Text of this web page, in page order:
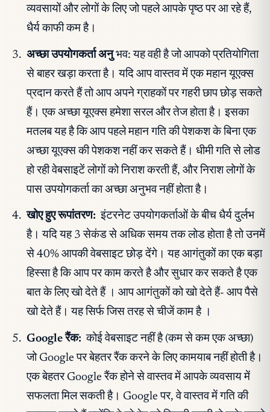
व्यवसायों और लोगों के लिए जो पहले आपके पृष्ठ पर आ रहे हैं,
धैर्य काफी कम है।
अच्छा उपयोगकर्ता अनु भव: यह वही है जो आपको प्रतियोगिता
से बाहर खड़ा करता है। यदि आप वास्तव में एक महान यूएक्स
प्रदान करते हैं तो आप अपने ग्राहकों पर गहरी छाप छोड़ सकते
हैं। एक अच्छा यूएक्स हमेशा सरल और तेज होता है। इसका
मतलब यह है कि आप पहले महान गति की पेशकश के बिना एक
अच्छा यूएक्स की पेशकश नहीं कर सकते हैं। धीमी गति से लोड
हो रही वेबसाइटें लोगों को निराश करती हैं, और निराश लोगों के
पास उपयोगकर्ता का अच्छा अनुभव नहीं होता है।
खोए हुए रूपांतरण: इंटरनेट उपयोगकर्ताओं के बीच धैर्य दुर्लभ
है। यदि यह 3 सेकंड से अधिक समय तक लोड होता है तो उनमें
से 40% आपकी वेबसाइट छोड़ देंगे। यह आगंतुकों का एक बड़ा
हिस्सा है कि आप पर काम करते है और सुधार कर सकते है एक
बात के लिए खो देते हैं । आप आगंतुकों को खो देते हैं- आप पैसे
खो देते हैं। यह सिर्फ जिस तरह से चीजें काम है ।
Google रैंक: कोई वेबसाइट नहीं है (कम से कम एक अच्छा)
जो Google पर बेहतर रैंक करने के लिए कामयाब नहीं होती है।
एक बेहतर Google रैंक होने से वास्तव में आपके व्यवसाय में
सफलता मिल सकती है। Google पर, वे वास्तव में गति की